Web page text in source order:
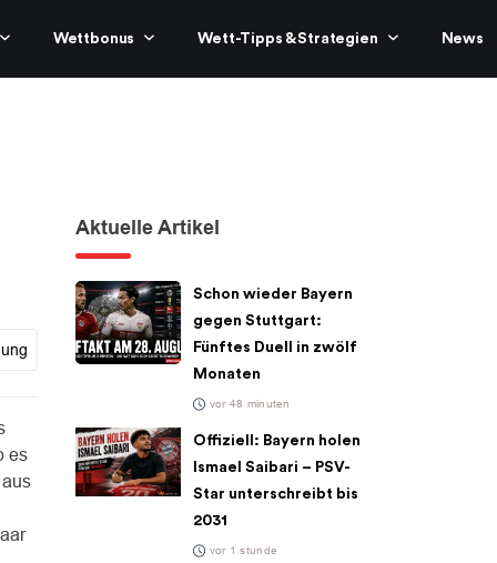
Wettbonus Wett-Tipps & Strategien News
es
Aktuelle Artikel
Schon wieder Bayern
gegen Stuttgart:
Fünftes Duell in zwölf
Monaten
vor 48 minuten
Offiziell: Bayern holen
Ismael Saibari – PSV-
Star unterschreibt bis
2031
vor 1 stunde